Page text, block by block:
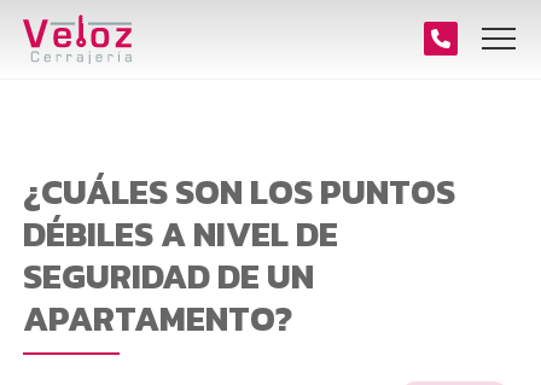
¿CUÁLES SON LOS PUNTOS
DÉBILES A NIVEL DE
SEGURIDAD DE UN
APARTAMENTO?